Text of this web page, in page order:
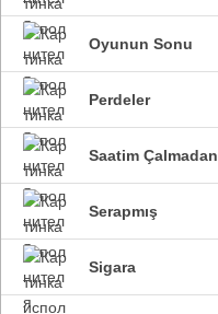
Oyunun Sonu
Perdeler
Saatim Çalmadan
Serapmış
Sigara